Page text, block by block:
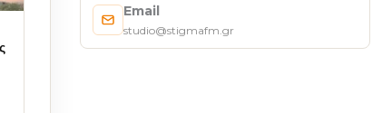
Email
studio@stigmafm.gr